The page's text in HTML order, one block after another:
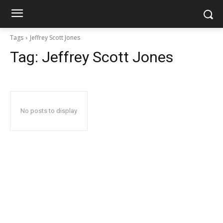
Tags Jeffrey Scott Jones
Tag: Jeffrey Scott Jones
No posts to display